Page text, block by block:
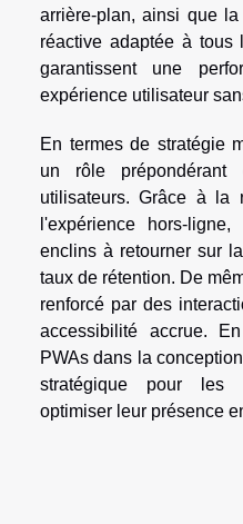
arrière-plan, ainsi que
réactive adaptée à tous
garantissent une
expérience utilisateur
En termes de stratégie
un rôle
utilisateurs. Grâce à
l'expérience hors-
enclins à retourner sur
taux de rétention. De
renforcé par des
accessibilité accrue.
PWAs dans la
stratégique pour les
optimiser leur présence